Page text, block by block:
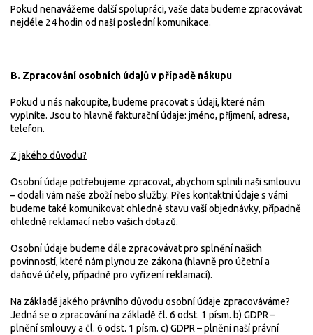
Pokud nenavážeme další spolupráci, vaše data budeme zpracovávat
nejdéle 24 hodin od naší poslední komunikace.
B. Zpracování osobních údajů v případě nákupu
Pokud u nás nakoupíte, budeme pracovat s údaji, které nám
vyplníte. Jsou to hlavně fakturační údaje: jméno, příjmení, adresa,
telefon.
Z jakého důvodu?
Osobní údaje potřebujeme zpracovat, abychom splnili naši smlouvu
– dodali vám naše zboží nebo služby. Přes kontaktní údaje s vámi
budeme také komunikovat ohledně stavu vaší objednávky, případně
ohledně reklamací nebo vašich dotazů.
Osobní údaje budeme dále zpracovávat pro splnění našich
povinností, které nám plynou ze zákona (hlavně pro účetní a
daňové účely, případně pro vyřízení reklamací).
Na základě jakého právního důvodu osobní údaje zpracováváme?
Jedná se o zpracování na základě čl. 6 odst. 1 písm. b) GDPR –
plnění smlouvy a čl. 6 odst. 1 písm. c) GDPR – plnění naší právní